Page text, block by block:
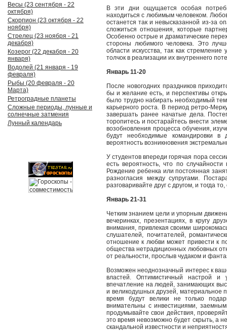
Весы (23 сентября - 22
октября)
Скорпион (23 октября - 22
ноября)
Стрелец (23 ноября - 21
декабря)
Козерог (22 декабря - 20
января)
Водолей (21 января - 19
февраля)
Рыбы (20 февраля - 20
Марта)
Ретроградные планеты
Сложные периоды, лунные и
солнечные затмения
Лунный календарь
В эти дни ощущается особая
находиться с любимым человеком.
останется так и невысказанной из-за
сложиться отношения, которые
Особенно острые и драматические
стороны любимого человека. Это
области искусства, так как
толчок в реализации их внутреннего
Январь 11-20
После новогодних праздников
бы и желание есть, и перспективы
было трудно набирать необходимый
карьерного роста. В период ретро-
завершать ранее начатые дела.
торопитесь и постарайтесь внести
возобновления процесса обучения,
будут необходимые командировки в
вероятность возникновения
У студентов впереди горячая пора
есть вероятность, что по
Рождение ребенка или постоянная
разногласия между супругами.
разговаривайте друг с другом, и тогда
Январь 21-31
Четким знанием цели и упорным
вечеринках, презентациях, в кругу
внимания, привлекая своими
слушателей, почитателей,
отношение к любви может привести к
общества нетрадиционных любовных
от реальности, прослыв чудаком и
Возможен неоднозначный интерес к
властей. Оптимистичный настрой и
впечатление на людей, занимающих
и великодушных друзей, материальное
время будут велики не только
внимательны с инвестициями,
продумывайте свои действия,
это время невозможно будет скрыть, а
скандальной известности и